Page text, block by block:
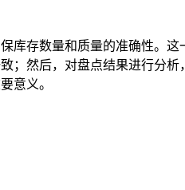
库存数量和质量的准确性。
；然后，对盘点结果进行分
意义。